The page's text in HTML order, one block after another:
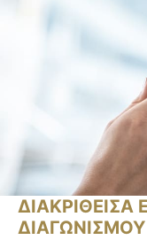
ΔΙΑΚΡΙΘΕΙΣΑ
ΔΙΑΓΩΝΙΣΜΟΥ